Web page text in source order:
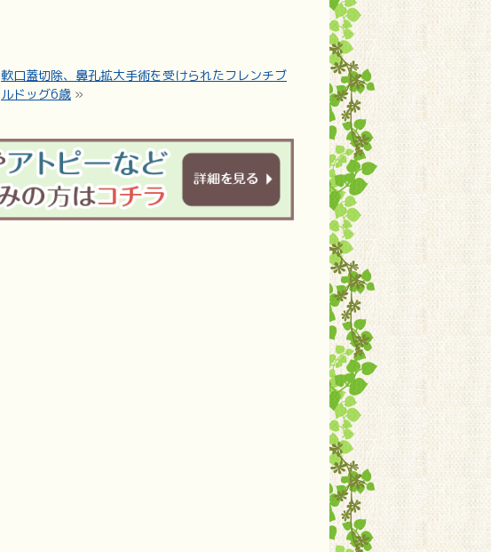
軟口蓋切除、鼻孔拡大手術を受けられたフレンチブ
ルドッグ6歳 »